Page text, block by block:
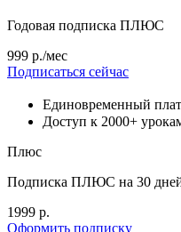
Годовая подписка ПЛЮС
999 р./мес
Подписаться сейчас
Единовременный
Доступ к 2000+
Плюс
Подписка ПЛЮС на 30
1999 р.
Оформить подписку